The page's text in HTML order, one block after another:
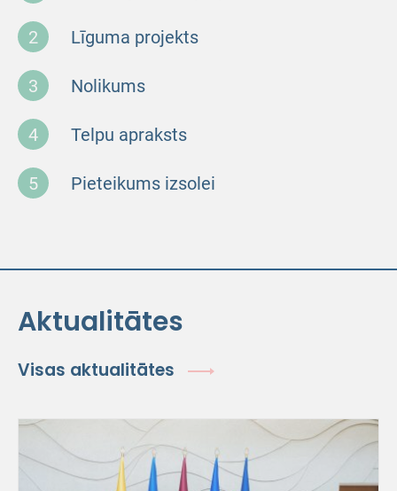
Līguma projekts
Nolikums
Telpu apraksts
Pieteikums izsolei
Aktualitātes
Visas aktualitātes